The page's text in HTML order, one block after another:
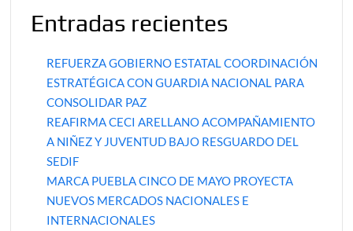
Entradas recientes
REFUERZA GOBIERNO ESTATAL COORDINACIÓN
ESTRATÉGICA CON GUARDIA NACIONAL PARA
CONSOLIDAR PAZ
REAFIRMA CECI ARELLANO ACOMPAÑAMIENTO
A NIÑEZ Y JUVENTUD BAJO RESGUARDO DEL
SEDIF
MARCA PUEBLA CINCO DE MAYO PROYECTA
NUEVOS MERCADOS NACIONALES E
INTERNACIONALES